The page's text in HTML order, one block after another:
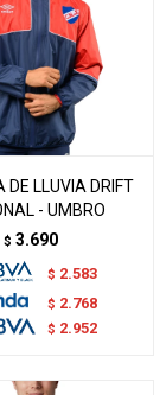
DE LLUVIA DRIFT
- UMBRO
$ 3.690
$ 2.583
$ 2.768
$ 2.952